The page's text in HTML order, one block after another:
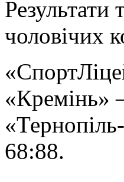
Результати
чоловічих
«Кремінь»
68:88.